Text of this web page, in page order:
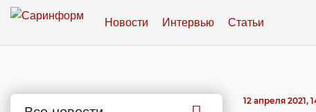
Новости Интервью Статьи
12 апреля 2021,